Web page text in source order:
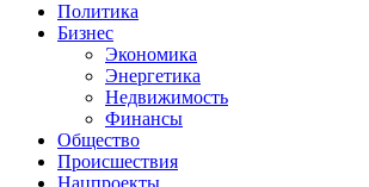
Политика
Бизнес
Экономика
Энергетика
Недвижимость
Финансы
Общество
Происшествия
Нацпроекты